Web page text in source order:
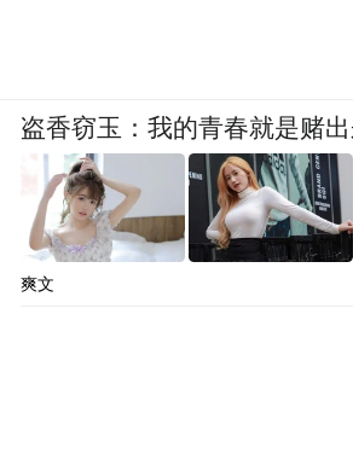
盗香窃玉：我的青春就是赌
爽文